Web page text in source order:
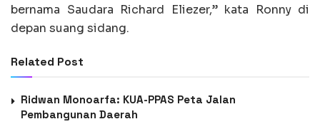
bernama Saudara Richard Eliezer,” kata Ronny di
depan suang sidang.
Related Post
Ridwan Monoarfa: KUA-PPAS Peta Jalan
Pembangunan Daerah